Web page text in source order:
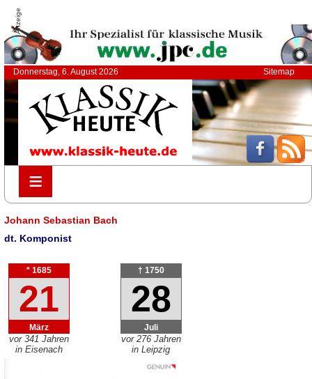
Anzeige
Donnerstag, 6. August 2026 Sitemap
≡
≡
Johann Sebastian Bach
dt. Komponist
* 1685
21
März
vor 341 Jahren
in Eisenach
† 1750
28
Juli
vor 276 Jahren
in Leipzig